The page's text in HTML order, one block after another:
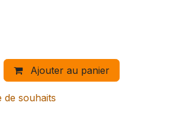
Ajouter au panier
de souhaits